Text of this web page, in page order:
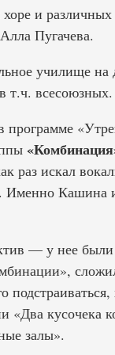
и
Пугачева.
училище на
т.ч. всесоюзных.
искал
Именно Кашина
— у нее
кусочека
залы».